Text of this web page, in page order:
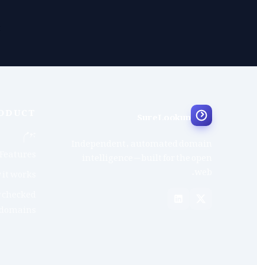
SureLookup